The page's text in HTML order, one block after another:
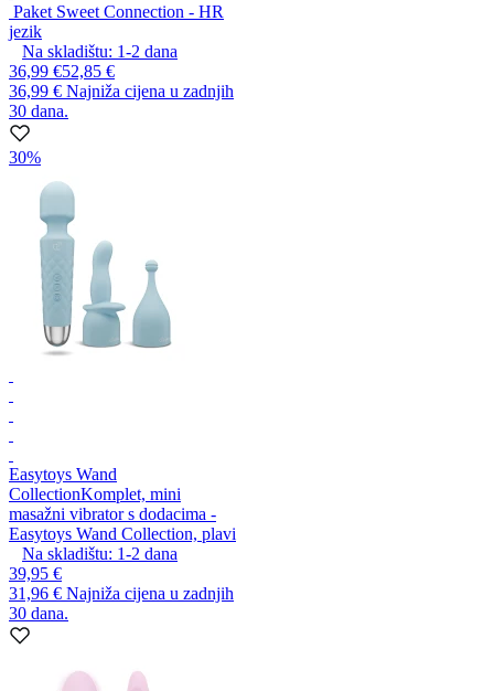
Paket Sweet Connection - HR
jezik
Na skladištu: 1-2 dana
36,99 €52,85 €
36,99 € Najniža cijena u zadnjih
30 dana.
30%
Easytoys Wand
CollectionKomplet, mini
masažni vibrator s dodacima -
Easytoys Wand Collection, plavi
Na skladištu: 1-2 dana
39,95 €
31,96 € Najniža cijena u zadnjih
30 dana.